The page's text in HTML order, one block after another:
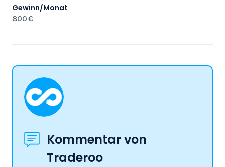
Gewinn/Monat
800 €
Kommentar von
Traderoo